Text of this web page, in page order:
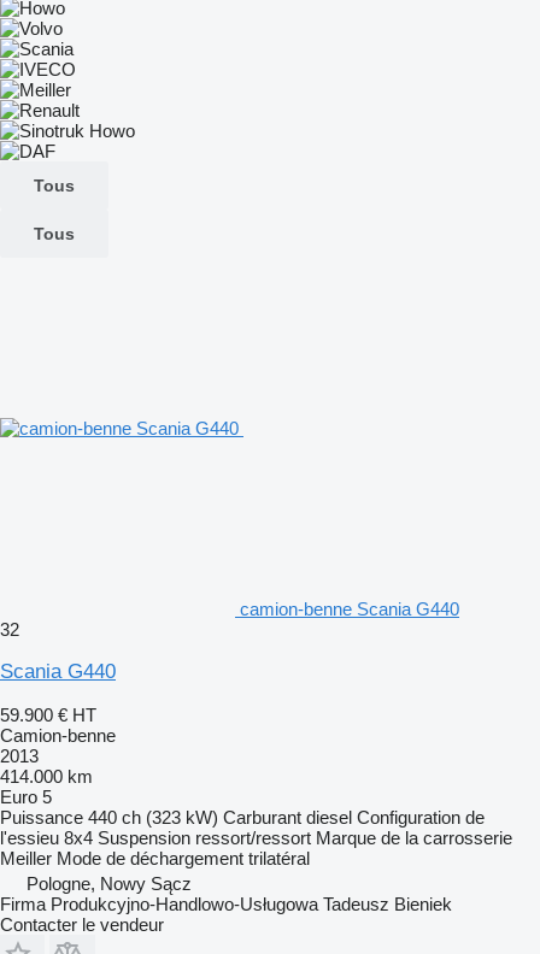
Tous
Tous
camion-benne Scania G440
32
Scania G440
59.900 € HT
Camion-benne
2013
414.000 km
Euro 5
Puissance 440 ch (323 kW) Carburant diesel Configuration de
l'essieu 8x4 Suspension ressort/ressort Marque de la carrosserie
Meiller Mode de déchargement trilatéral
Pologne, Nowy Sącz
Firma Produkcyjno-Handlowo-Usługowa Tadeusz Bieniek
Contacter le vendeur